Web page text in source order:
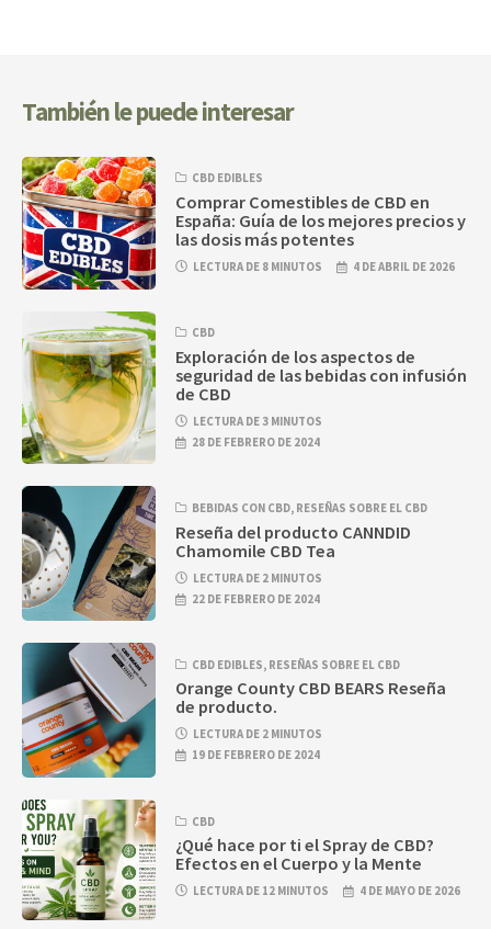
También le puede interesar
CBD EDIBLES
Comprar Comestibles de CBD en
España: Guía de los mejores precios y
las dosis más potentes
LECTURA DE 8 MINUTOS 4 DE ABRIL DE 2026
CBD
Exploración de los aspectos de
seguridad de las bebidas con infusión
de CBD
LECTURA DE 3 MINUTOS
28 DE FEBRERO DE 2024
BEBIDAS CON CBD, RESEÑAS SOBRE EL CBD
Reseña del producto CANNDID
Chamomile CBD Tea
LECTURA DE 2 MINUTOS
22 DE FEBRERO DE 2024
CBD EDIBLES, RESEÑAS SOBRE EL CBD
Orange County CBD BEARS Reseña
de producto.
LECTURA DE 2 MINUTOS
19 DE FEBRERO DE 2024
CBD
¿Qué hace por ti el Spray de CBD?
Efectos en el Cuerpo y la Mente
LECTURA DE 12 MINUTOS 4 DE MAYO DE 2026